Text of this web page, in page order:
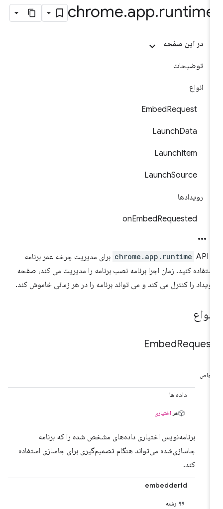
chrome.app.
در این صفحه
توضیحات
انواع
EmbedRequest
LaunchData
LaunchItem
LaunchSource
رویدادها
onEmbedRequested
chrome.app.runtime API برای مدیریت چرخه عمر برنامه
کنید. زمان اجرا برنامه نصب برنامه را مدیریت می کند، صفحه
را کنترل می کند و می تواند برنامه را در هر زمانی خاموش کند.
Embed
داده ها
هراختیاری
برنامه‌نویس اختیاری داده‌های مشخص شده را که برنامه
جاسازی‌شده می‌تواند هنگام تصمیم‌گیری برای جاسازی استفاده
کند.
embedderId
رشته